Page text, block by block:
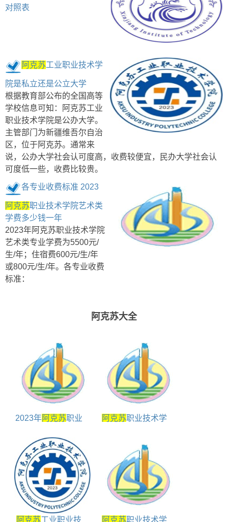
对照表
阿克苏工业职业技术学
院是私立还是公立大学
根据教育部公布的全国高等
学校信息可知：阿克苏工业
职业技术学院是公办大学。
主管部门为新疆维吾尔自治
区，位于阿克苏。通常来
说，公办大学社会认可度高，收费较便宜，民办大学社会认
可度低一些，收费比较贵。
各专业收费标准 2023
阿克苏职业技术学院艺术类
学费多少钱一年
2023年阿克苏职业技术学院
艺术类专业学费为5500元/
生/年；住宿费600元/生/年
或800元/生/年。各专业收费
标准：
阿克苏大全
2023年阿克苏职业
规则
阿克苏职业技术学
阿克苏工业职业技 阿克苏职业技术学